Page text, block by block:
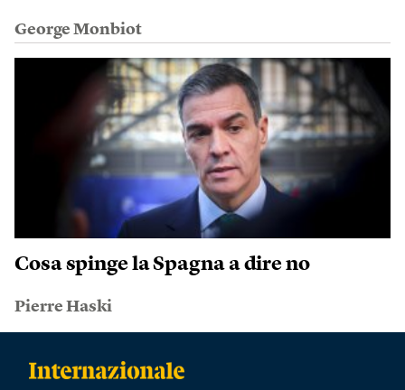
George Monbiot
Cosa spinge la Spagna a dire no
Pierre Haski